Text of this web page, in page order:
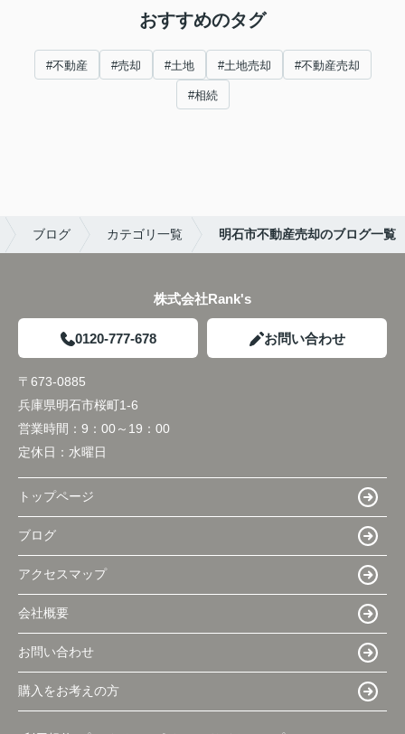
おすすめのタグ
#不動産 #売却 #土地 #土地売却 #不動産売却
#相続
ブログ カテゴリ一覧 明石市不動産売却のブログ一覧
株式会社Rank's
0120-777-678 お問い合わせ
〒673-0885
兵庫県明石市桜町1-6
営業時間： 9：00～19：00
定休日： 水曜日
トップページ
ブログ
アクセスマップ
会社概要
お問い合わせ
購入をお考えの方